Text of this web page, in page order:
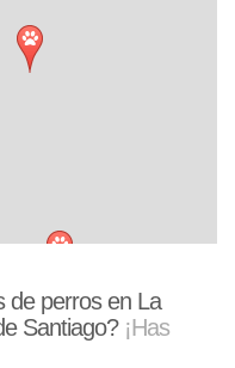
de perros en La
Santiago? ¡Has